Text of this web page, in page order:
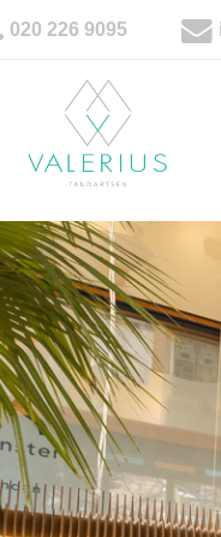
020 226 9095